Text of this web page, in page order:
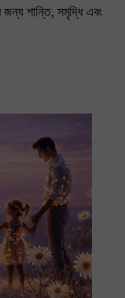
শান্তি, সমৃদ্ধি এবং